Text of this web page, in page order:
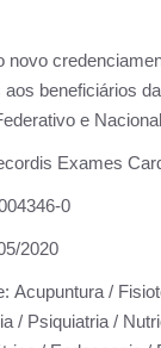
novo
aos beneficiários da
e
Exames
0
2020
Acupuntura /
/ Psiquiatria /